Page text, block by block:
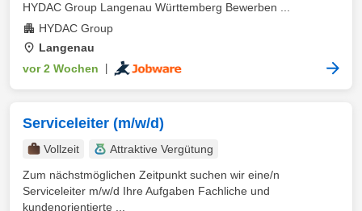
HYDAC Group Langenau Württemberg Bewerben ...
HYDAC Group
Langenau
vor 2 Wochen
Serviceleiter (m/w/d)
Vollzeit
Attraktive Vergütung
Zum nächstmöglichen Zeitpunkt suchen wir eine/n
Serviceleiter m/w/d Ihre Aufgaben Fachliche und
kundenorientierte ...